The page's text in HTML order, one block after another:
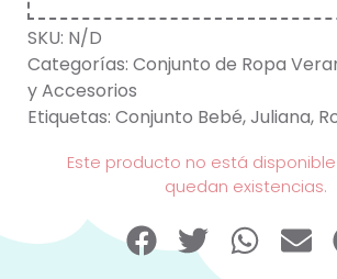
SKU: N/D
Categorías: Conjunto de Ropa
y Accesorios
Etiquetas: Conjunto Bebé,Juliana,
Este producto no está
quedan existencias.